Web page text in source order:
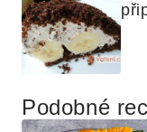
Podobné